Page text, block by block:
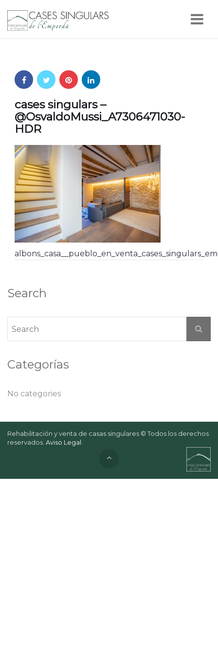
cases singulars –
@OsvaldoMussi_A7306471030-
HDR
Search
Categorías
No categories
Rehabilitación y venta de casas singulares © Todos los derechos
reservados. Aviso Legal